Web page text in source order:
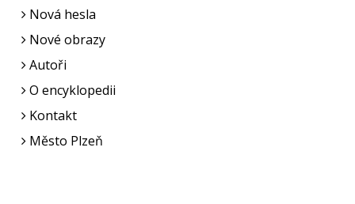
Nová hesla
Nové obrazy
Autoři
O encyklopedii
Kontakt
Město Plzeň